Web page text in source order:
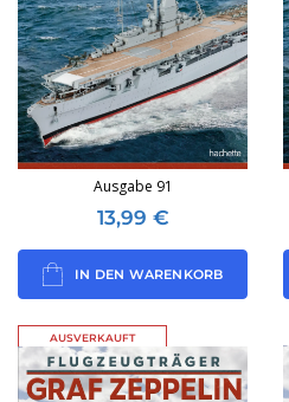
Ausgabe 91
13,99 €
IN DEN WARENKORB
AUSVERKAUFT